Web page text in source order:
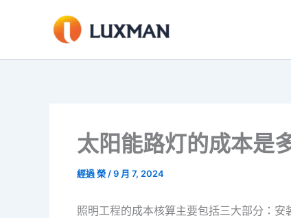
容
太阳能路灯的成本是
經過榮 /9 月 7, 2024
照明工程的成本核算主要包括三大部分：